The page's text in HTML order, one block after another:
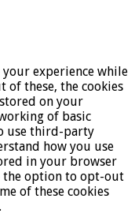
experience while
of these, the cookies
on your
of basic
use third-party
how you use
in your browser
the option to opt-out
of these cookies